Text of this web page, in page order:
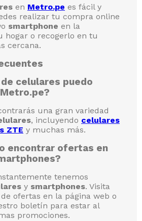
en Metro.pe es fácil y
realizar tu compra online
smartphone en la
hogar o recogerlo en tu
cercana.
celulares puedo
una gran variedad
, incluyendo celulares
ZTE y muchas más.
encontrar ofertas en
tenemos
y smartphones. Visita
ofertas en la página web o
boletín para estar al
promociones.